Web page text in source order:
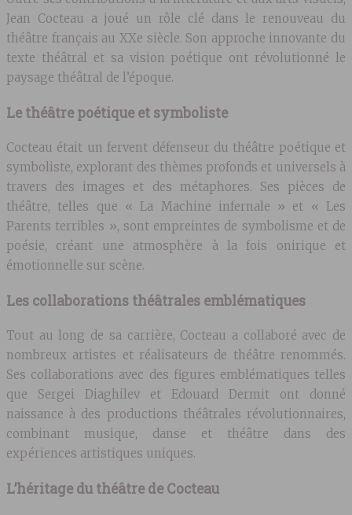
Jean Cocteau a joué un rôle clé dans le renouveau du
théâtre français au XXe siècle. Son approche innovante du
texte théâtral et sa vision poétique ont révolutionné le
paysage théâtral de l’époque.
Le théâtre poétique et symboliste
Cocteau était un fervent défenseur du théâtre poétique et
symboliste, explorant des thèmes profonds et universels à
travers des images et des métaphores. Ses pièces de
théâtre, telles que « La Machine infernale » et « Les
Parents terribles », sont empreintes de symbolisme et de
poésie, créant une atmosphère à la fois onirique et
émotionnelle sur scène.
Les collaborations théâtrales emblématiques
Tout au long de sa carrière, Cocteau a collaboré avec de
nombreux artistes et réalisateurs de théâtre renommés.
Ses collaborations avec des figures emblématiques telles
que Sergei Diaghilev et Edouard Dermit ont donné
naissance à des productions théâtrales révolutionnaires,
combinant musique, danse et théâtre dans des
expériences artistiques uniques.
L’héritage du théâtre de Cocteau